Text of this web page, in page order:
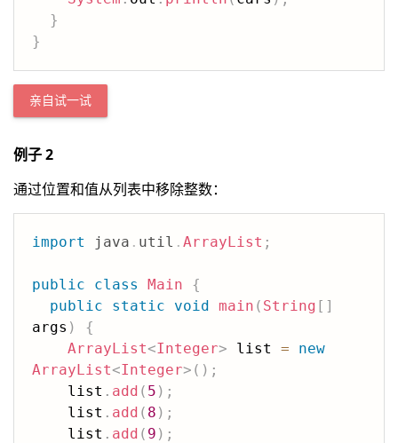
}
}
亲自试一试
例子 2
通过位置和值从列表中移除整数：
import java . util . ArrayList ;
public class Main
{
public
static void main ( String [ ]
args )
{
ArrayList<Integer> list =
new
ArrayList<Integer> ( ) ;
    list
. add ( 5 ) ;
    list
. add ( 8 ) ;
    list
. add ( 9 ) ;